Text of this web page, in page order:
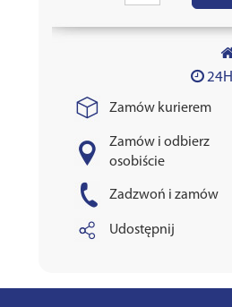
24H
Zamów kurierem
Zamów i odbierz
osobiście
Zadzwoń i zamów
Udostępnij